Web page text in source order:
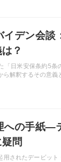
イデン会
？
「日米安保条約5条
ら解釈するその意
への手紙―
問
されたデービット